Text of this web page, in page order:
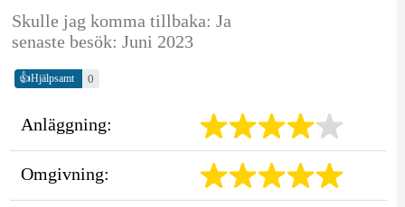
Skulle jag komma tillbaka: Ja
senaste besök: Juni 2023
👍Hjälpsamt 0
Anläggning:
Omgivning: